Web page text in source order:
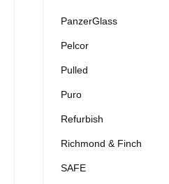
PanzerGlass
Pelcor
Pulled
Puro
Refurbish
Richmond & Finch
SAFE